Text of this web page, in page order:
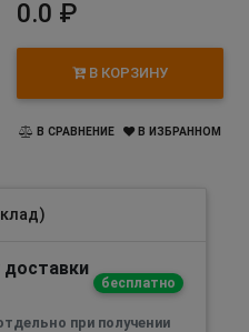
0.0 ₽
В КОРЗИНУ
В СРАВНЕНИЕ В ИЗБРАННОМ
бесплатно
при получении